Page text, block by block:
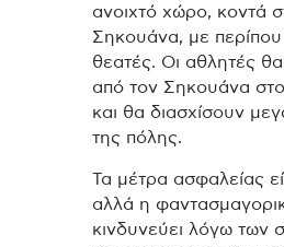
ανοιχτό χώρο, κοντά
Σηκουάνα, με
θεατές. Οι αθλητές
από τον Σηκουάνα
και θα διασχίσουν
της πόλης.
Τα μέτρα ασφαλείας
αλλά η
κινδυνεύει λόγω των